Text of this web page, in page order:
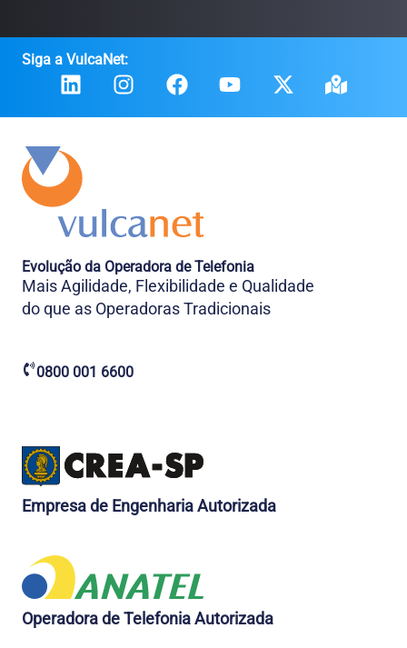
Siga a VulcaNet:
Evolução da Operadora de Telefonia
Mais Agilidade, Flexibilidade e Qualidade
do que as Operadoras Tradicionais
0800 001 6600
Empresa de Engenharia Autorizada
Operadora de Telefonia Autorizada